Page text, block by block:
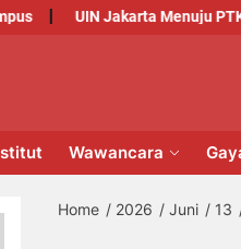
UIN Jakarta Menuju PTKN-BH,
Wawancara
Home 2026 Juni 13